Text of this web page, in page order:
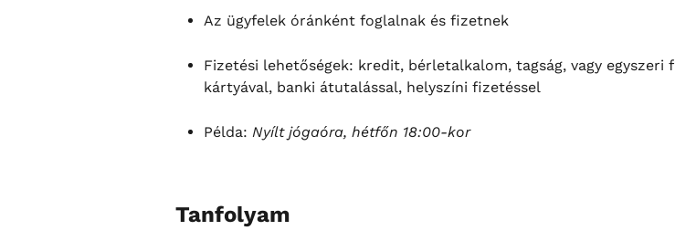
Az ügyfelek óránként foglalnak és fizetnek
Fizetési lehetőségek: kredit, bérletalkalom, tagság, vagy egyszeri
kártyával, banki átutalással, helyszíni fizetéssel
Példa: Nyílt jógaóra, hétfőn 18:00-kor
Tanfolyam